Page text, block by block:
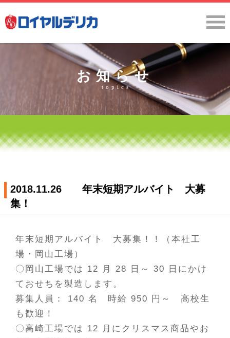
お知らせ
topics
2018.11.26 年末短期アルバイト 大募
集！
年末短期アルバイト 大募集！！（本社工
場・岡山工場）
〇岡山工場では 12 月 28 日～ 30
日にかけ
ておせちを製造します。
募集人員： 140 名 時給 950
円～ 高校生
も歓迎！
〇高崎工場では 12
月にクリスマス商品やお